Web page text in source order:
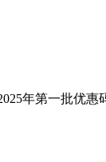
年第一批优